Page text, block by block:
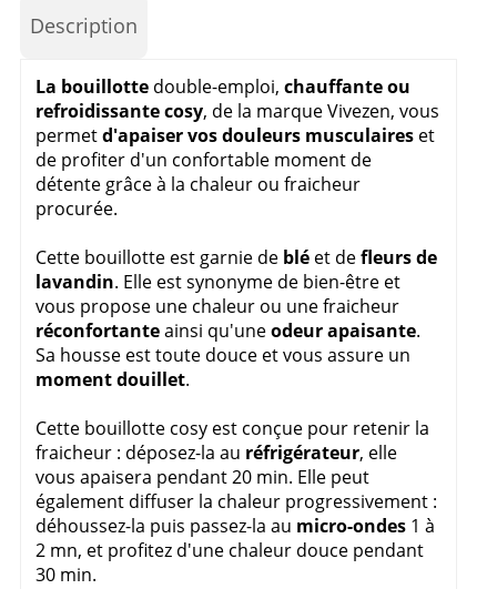
Description
La bouillotte double-emploi,chauffante ou
refroidissante cosy, de la marque Vivezen, vous
permetd'apaiser vos douleurs musculaires et
de profiter d'un confortable moment de
détente grâce à la chaleur ou fraicheur
procurée.
Cette bouillotte est garnie de blé et defleurs de
lavandin. Elle est synonyme de bien-être et
vous propose une chaleur ou une fraicheur
réconfortanteainsi qu'uneodeur apaisante.
Sa housse est toute douce et vous assure un
moment douillet.
Cette bouillotte cosy est conçue pour retenir la
fraicheur : déposez-la au réfrigérateur, elle
vous apaisera pendant 20 min. Elle peut
également diffuser la chaleur progressivement :
déhoussez-la puis passez-la au micro-ondes 1 à
2 mn, et profitez d'une chaleur douce pendant
30 min.